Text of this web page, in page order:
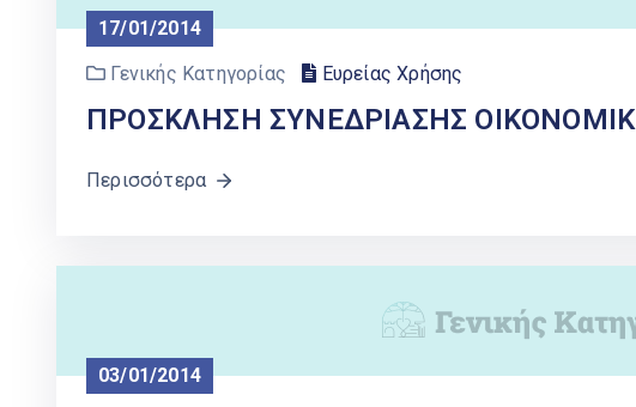
17/01/2014
Γενικής Κατηγορίας
Ευρείας Χρήσης
ΠΡΟΣΚΛΗΣΗ ΣΥΝΕΔΡΙΑΣΗΣ
Περισσότερα
03/01/2014